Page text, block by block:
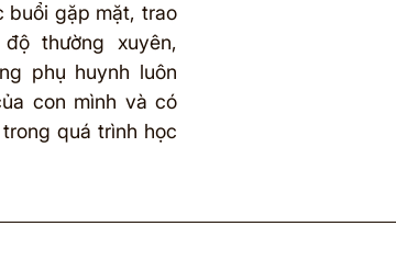
buổi gặp mặt, trao
thường xuyên,
phụ huynh luôn
con mình và có
quá trình học